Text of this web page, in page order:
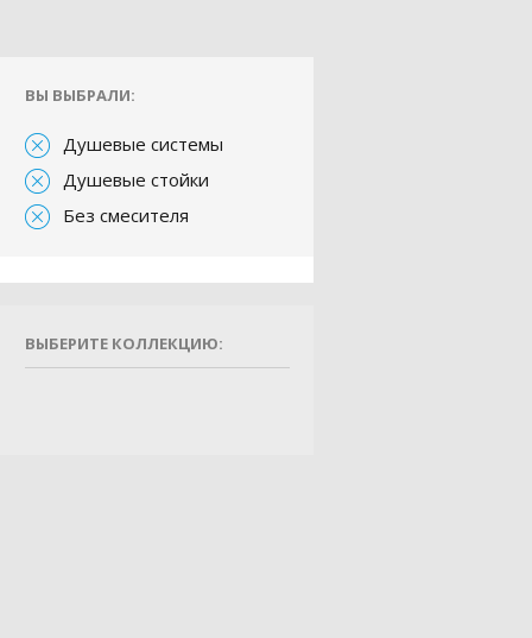
ВЫ ВЫБРАЛИ:
Душевые системы
Душевые стойки
Без смесителя
ВЫБЕРИТЕ КОЛЛЕКЦИЮ: